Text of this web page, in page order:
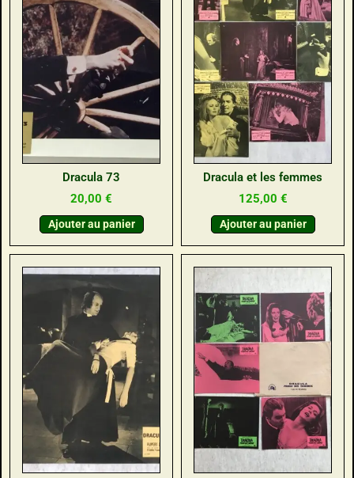
Dracula 73
20,00 €
Ajouter au panier
Dracula et les femmes
125,00 €
Ajouter au panier